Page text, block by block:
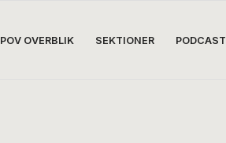
POV OVERBLIK SEKTIONER PODCAST